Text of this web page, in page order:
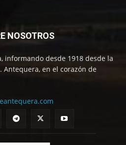
NOSOTROS
informando desde 1918 desde la
Antequera, en el corazón de